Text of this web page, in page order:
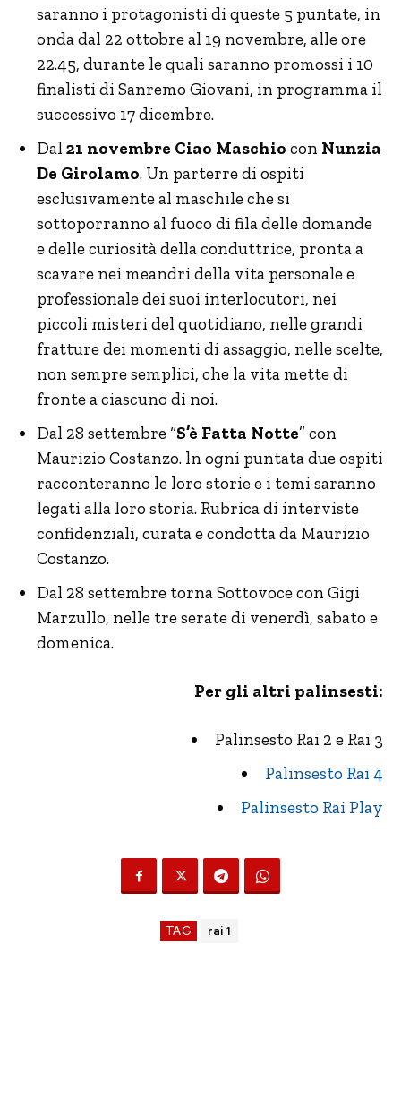
saranno i protagonisti di queste 5 puntate, in
onda dal 22 ottobre al 19 novembre, alle ore
22.45, durante le quali saranno promossi i 10
finalisti di Sanremo Giovani, in programma il
successivo 17 dicembre.
Dal 21 novembre Ciao Maschio con Nunzia
De Girolamo. Un parterre di ospiti
esclusivamente al maschile che si
sottoporranno al fuoco di fila delle domande
e delle curiosità della conduttrice, pronta a
scavare nei meandri della vita personale e
professionale dei suoi interlocutori, nei
piccoli misteri del quotidiano, nelle grandi
fratture dei momenti di assaggio, nelle scelte,
non sempre semplici, che la vita mette di
fronte a ciascuno di noi.
Dal 28 settembre “S’è Fatta Notte” con
Maurizio Costanzo. ln ogni puntata due ospiti
racconteranno le loro storie e i temi saranno
legati alla loro storia. Rubrica di interviste
confidenziali, curata e condotta da Maurizio
Costanzo.
Dal 28 settembre torna Sottovoce con Gigi
Marzullo, nelle tre serate di venerdì, sabato e
domenica.
Per gli altri palinsesti:
Palinsesto Rai 2 e Rai 3
Palinsesto Rai 4
Palinsesto Rai Play
TAG rai 1